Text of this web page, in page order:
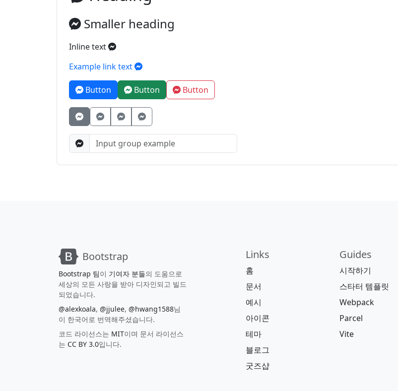
Smaller heading
Inline text
Example link text
Button Button Button
ButtonButtonButton
Bootstrap
Bootstrap 팀이 기여자 분들의 도움으로
세상의 모든 사랑을 받아 디자인되고 빌드
되었습니다.
@alexkoala, @jjulee, @hwang1588님
이 한국어로 번역해주셨습니다.
코드 라이선스는 MIT이며 문서 라이선스
는 CC BY 3.0입니다.
Links
홈
문서
예시
아이콘
테마
블로그
굿즈샵
Guides
시작하기
스타터 템플릿
Webpack
Parcel
Vite